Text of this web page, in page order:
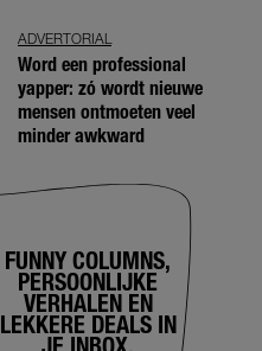
ADVERTORIAL
Word een professional
yapper: zó wordt nieuwe
mensen ontmoeten veel
minder awkward
FUNNY COLUMNS,
PERSOONLIJKE
VERHALEN EN
LEKKERE DEALS IN
JE INBOX.